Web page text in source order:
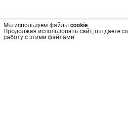
Мы используем файлы cookie.
Продолжая использовать сайт, вы даете
работу с этими файлами.